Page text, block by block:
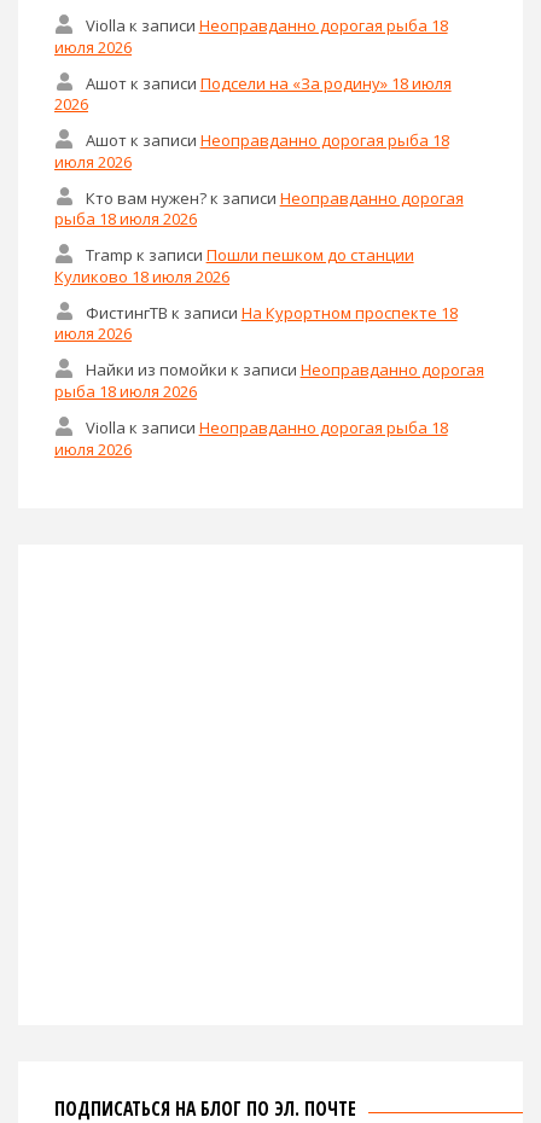
Violla к записи Неоправданно дорогая рыба 18
июля 2026
Ашотк записи Подсели на «За родину» 18 июля
2026
Ашотк записи Неоправданно дорогая рыба 18
июля 2026
Кто вам нужен?к записи Неоправданно дорогая
рыба 18 июля 2026
Tramp к записи Пошли пешком до станции
Куликово 18 июля 2026
ФистингТВ к записи На Курортном проспекте 18
июля 2026
Найки из помойки к записи Неоправданно дорогая
рыба 18 июля 2026
Violla к записи Неоправданно дорогая рыба 18
июля 2026
ПОДПИСАТЬСЯ НА БЛОГ ПО ЭЛ. ПОЧТЕ